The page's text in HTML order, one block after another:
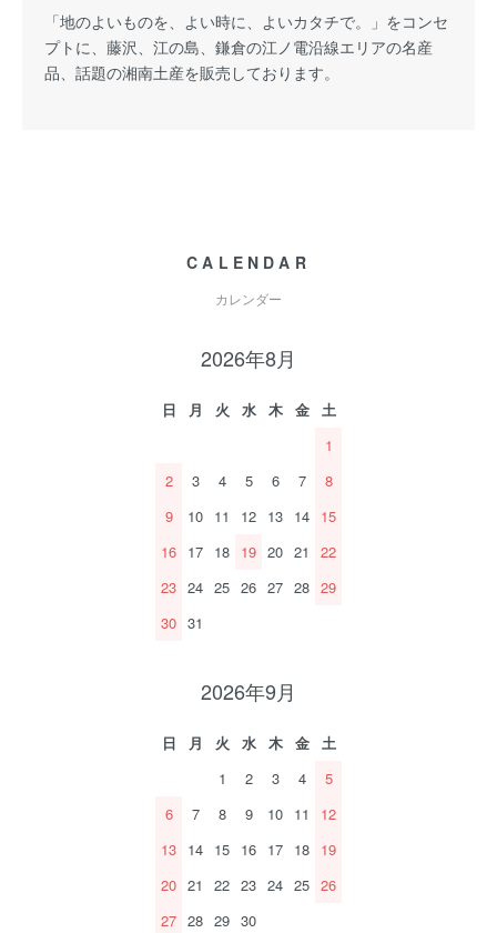
「地のよいものを、よい時に、よいカタチで。」をコンセ
プトに、藤沢、江の島、鎌倉の江ノ電沿線エリアの名産
品、話題の湘南土産を販売しております。
CALENDAR
カレンダー
2026年8月
日 月 火 水 木 金
土
1
2
3 4 5 6 7
8
9
10 11 12 13 14 15
16 17 18 19 20 21
22
23 24 25 26 27 28 29
30 31
2026年9月
日 月 火 水 木 金
土
1
2 3 4
5
6
7 8 9 10 11
12
13 14 15 16 17 18 19
20 21 22 23 24 25 26
27 28 29 30